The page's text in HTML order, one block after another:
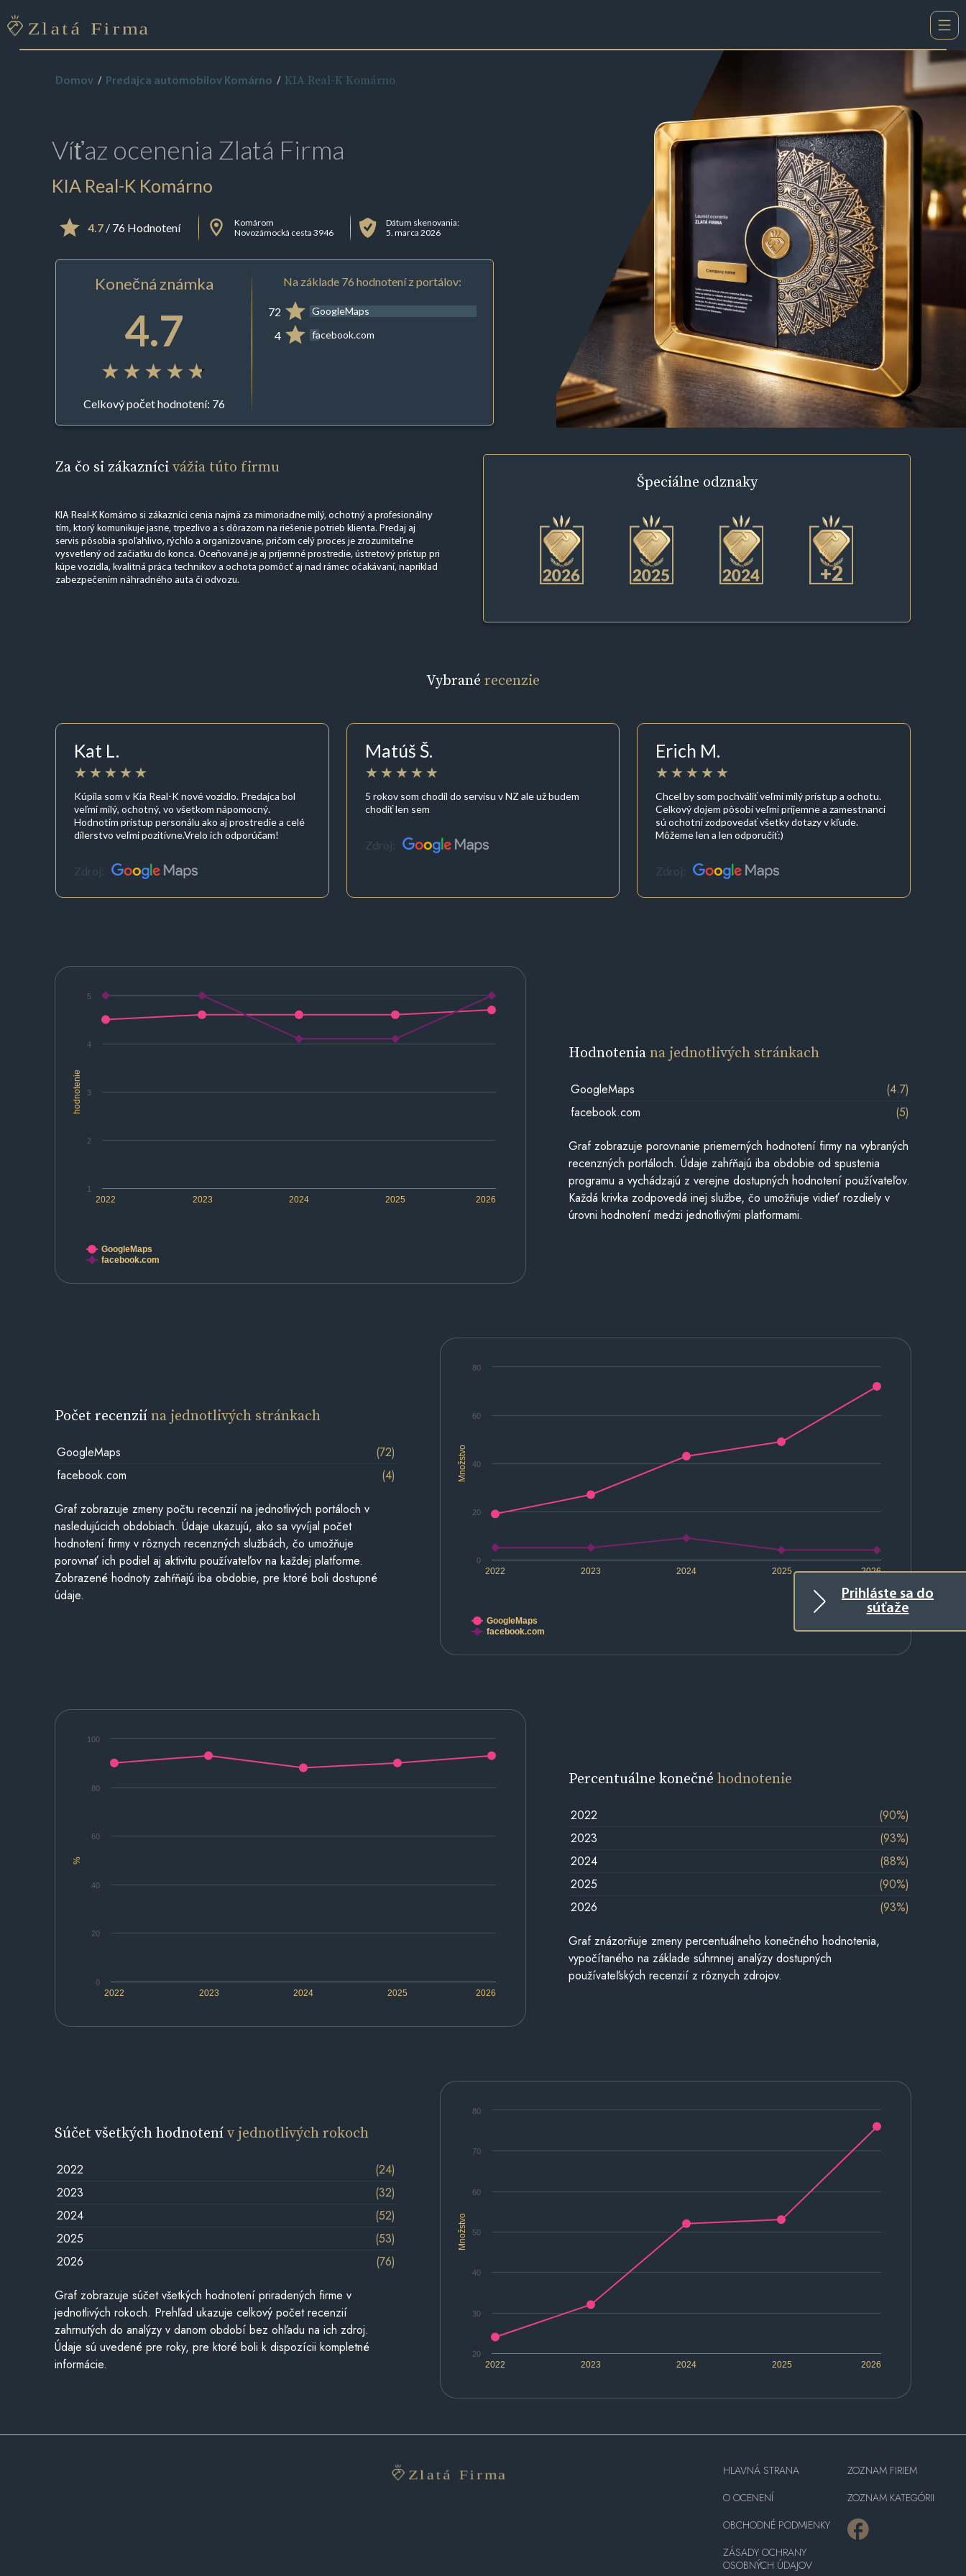
Prihláste sa do
súťaže
Domov Predajca automobilov Komárno KIA Real-K Komárno
Víťaz ocenenia Zlatá Firma
KIA Real-K Komárno
4.7/ 76 Hodnotení
Komárom
Novozámocká cesta 3946
Dátum skenovania:
5. marca 2026
Konečná známka
4.7
Celkový počet hodnotení: 76
Na základe 76 hodnotení z portálov:
72 GoogleMaps
4 facebook.com
Za čo si zákaznícivážia túto firmu
KIA Real-K Komárno si zákazníci cenia najmä za mimoriadne milý, ochotný a profesionálny
tím, ktorý komunikuje jasne, trpezlivo a s dôrazom na riešenie potrieb klienta. Predaj aj
servis pôsobia spoľahlivo, rýchlo a organizovane, pričom celý proces je zrozumiteľne
vysvetlený od začiatku do konca. Oceňované je aj príjemné prostredie, ústretový prístup pri
kúpe vozidla, kvalitná práca technikov a ochota pomôcť aj nad rámec očakávaní, napríklad
zabezpečením náhradného auta či odvozu.
Špeciálne odznaky
+2
Vybrané recenzie
Kat L.
Kúpila som v Kia Real-K nové vozidlo. Predajca bol
veľmi milý, ochotný, vo všetkom nápomocný.
Hodnotím prístup personálu ako aj prostredie a celé
dílerstvo veľmi pozitívne.Vrelo ich odporúčam!
Zdroj:
Matúš Š.
5 rokov som chodil do servisu v NZ ale už budem
chodiť len sem
Zdroj:
Erich M.
Chcel by som pochváliť veľmi milý prístup a ochotu.
Celkový dojem pôsobí veľmi príjemne a zamestnanci
sú ochotní zodpovedať všetky dotazy v kľude.
Môžeme len a len odporučiť:)
Zdroj:
hodnotenie
2022 2023 2024 2025 2026
1
2
3
4
5
GoogleMaps
facebook.com
Hodnoteniana jednotlivých stránkach
GoogleMaps
(4.7)
facebook.com
(5)
Graf zobrazuje porovnanie priemerných hodnotení firmy na vybraných
recenzných portáloch. Údaje zahŕňajú iba obdobie od spustenia
programu a vychádzajú z verejne dostupných hodnotení používateľov.
Každá krivka zodpovedá inej službe, čo umožňuje vidieť rozdiely v
úrovni hodnotení medzi jednotlivými platformami.
Množstvo
2022 2023 2024 2025 2026
0
20
40
60
80
GoogleMaps
facebook.com
Počet recenziína jednotlivých stránkach
GoogleMaps
(72)
facebook.com
(4)
Graf zobrazuje zmeny počtu recenzií na jednotlivých portáloch v
nasledujúcich obdobiach. Údaje ukazujú, ako sa vyvíjal počet
hodnotení firmy v rôznych recenzných službách, čo umožňuje
porovnať ich podiel aj aktivitu používateľov na každej platforme.
Zobrazené hodnoty zahŕňajú iba obdobie, pre ktoré boli dostupné
údaje.
%
2022 2023 2024 2025 2026
0
20
40
60
80
100
Percentuálne konečnéhodnotenie
2022
(90%)
2023
(93%)
2024
(88%)
2025
(90%)
2026
(93%)
Graf znázorňuje zmeny percentuálneho konečného hodnotenia,
vypočítaného na základe súhrnnej analýzy dostupných
používateľských recenzií z rôznych zdrojov.
Množstvo
2022 2023 2024 2025 2026
20
30
40
50
60
70
80
Súčet všetkých hodnotenív jednotlivých rokoch
2022
(24)
2023
(32)
2024
(52)
2025
(53)
2026
(76)
Graf zobrazuje súčet všetkých hodnotení priradených firme v
jednotlivých rokoch. Prehľad ukazuje celkový počet recenzií
zahrnutých do analýzy v danom období bez ohľadu na ich zdroj.
Údaje sú uvedené pre roky, pre ktoré boli k dispozícii kompletné
informácie.
HLAVNÁ STRANA
O OCENENÍ
OBCHODNÉ PODMIENKY
ZÁSADY OCHRANY
OSOBNÝCH ÚDAJOV
ZOZNAM FIRIEM
ZOZNAM KATEGÓRII